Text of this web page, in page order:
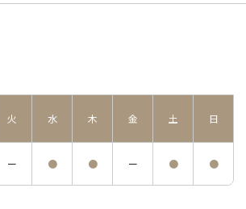
火 水 木 金 土 日
ー ● ● ー ● ●